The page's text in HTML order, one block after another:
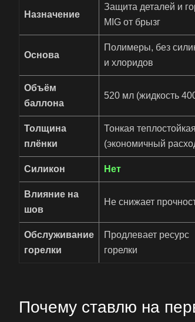
Назначение
Защита деталей и
MIG от брызг
Основа
Полимеры, без
и хлоридов
Объём
баллона
520 мл (жидкость
Толщина
плёнки
Тонкая теплостойкая
(экономичный
Силикон Нет
Влияние на
шов
Не снижает
Обслуживание
горелки
Продлевает ресурс
горелки
Почему ставлю на